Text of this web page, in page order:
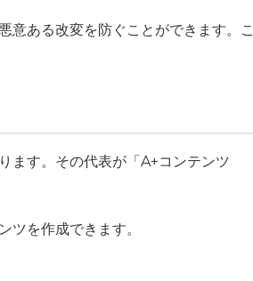
意ある改変を防ぐことができます。こ
ます。その代表が 「A+コンテンツ
を作成できます。